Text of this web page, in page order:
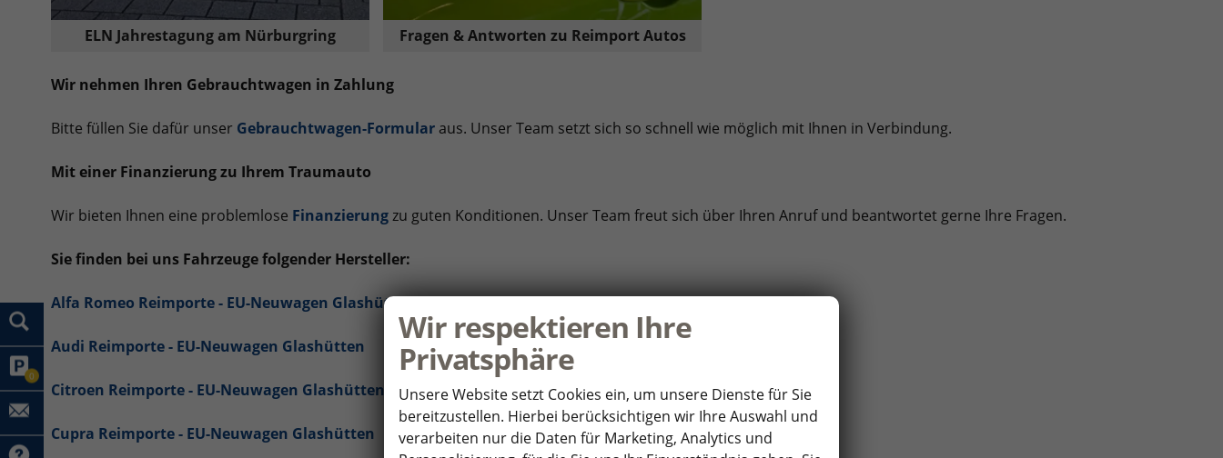
0
ELN Jahrestagung am Nürburgring Fragen & Antworten zu Reimport Autos
Wir nehmen Ihren Gebrauchtwagen in Zahlung
Bitte füllen Sie dafür unser Gebrauchtwagen-Formular aus. Unser Team setzt sich so schnell wie möglich mit Ihnen in Verbindung.
Mit einer Finanzierung zu Ihrem Traumauto
Wir bieten Ihnen eine problemlose Finanzierungzu guten Konditionen. Unser Team freut sich über Ihren Anruf und beantwortet gerne Ihre Fragen.
Sie finden bei uns Fahrzeuge folgender Hersteller:
Alfa Romeo Reimporte - EU-Neuwagen Glashütten
Audi Reimporte - EU-Neuwagen Glashütten
Citroen Reimporte - EU-Neuwagen Glashütten
Cupra Reimporte - EU-Neuwagen Glashütten
Wir respektieren Ihre
Privatsphäre
Unsere Website setzt Cookies ein, um unsere Dienste für Sie
bereitzustellen. Hierbei berücksichtigen wir Ihre Auswahl und
verarbeiten nur die Daten für Marketing, Analytics und